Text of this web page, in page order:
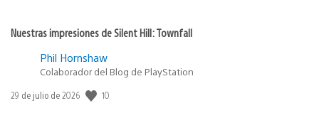
Nuestras impresiones de Silent Hill: Townfall
Phil Hornshaw
Colaborador del Blog de PlayStation
Fecha
29 de julio de 2026 10